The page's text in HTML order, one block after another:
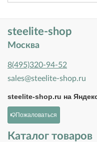
steelite-shop
Москва
8(495)320-94-52
sales@steelite-shop.ru
steelite-shop.ru на
Пожаловаться
Каталог товаров